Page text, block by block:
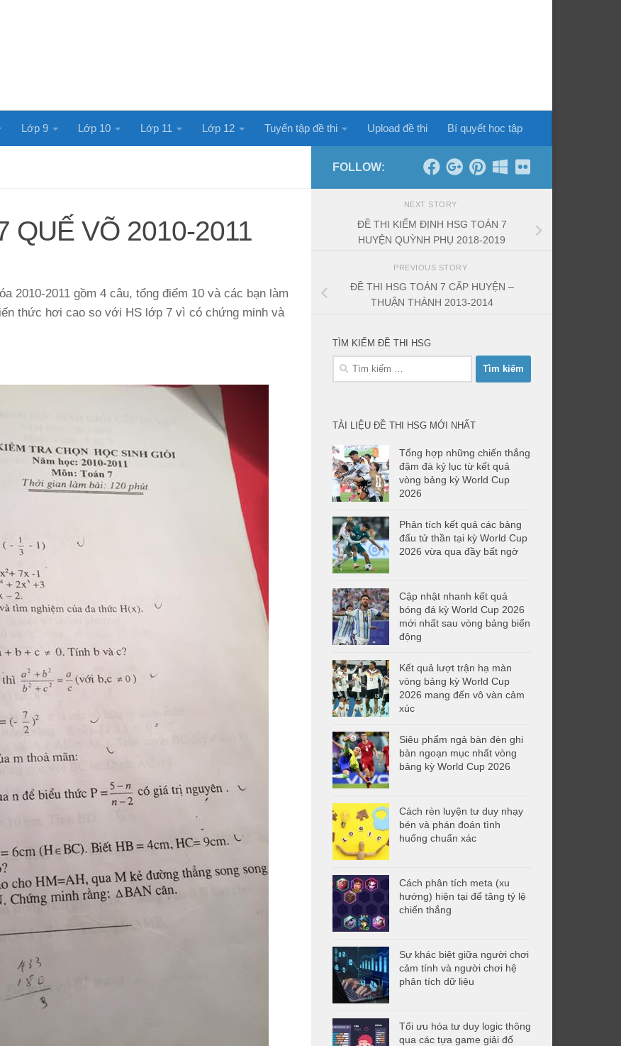
Lớp 9 Lớp 10 Lớp 11 Lớp 12 Tuyển tập đề thi Upload đề thi Bí quyết học tập
QUẾ VÕ 2010-2011
2010-2011 gồm 4 câu, tổng điểm 10 và các bạn làm
thức hơi cao so với HS lớp 7 vì có chứng minh và
FOLLOW:
NEXT STORY
ĐỀ THI KIỂM ĐỊNH HSG TOÁN 7
HUYỆN QUỲNH PHỤ 2018-2019
PREVIOUS STORY
ĐỀ THI HSG TOÁN 7 CẤP HUYỆN –
THUẬN THÀNH 2013-2014
TÌM KIẾM ĐỀ THI HSG
Tìm
TÀI LIỆU ĐỀ THI HSG MỚI NHẤT
Tổng hợp những chiến thắng
đậm đà kỷ lục từ kết quả
vòng bảng kỳ World Cup
2026
Phân tích kết quả các bảng
đấu tử thần tại kỳ World Cup
2026 vừa qua đầy bất ngờ
Cập nhật nhanh kết quả
bóng đá kỳ World Cup 2026
mới nhất sau vòng bảng biến
động
Kết quả lượt trận hạ màn
vòng bảng kỳ World Cup
2026 mang đến vô vàn cảm
xúc
Siêu phẩm ngả bàn đèn ghi
bàn ngoạn mục nhất vòng
bảng kỳ World Cup 2026
Cách rèn luyện tư duy nhạy
bén và phán đoán tình
huống chuẩn xác
Cách phân tích meta (xu
hướng) hiện tại để tăng tỷ lệ
chiến thắng
Sự khác biệt giữa người chơi
cảm tính và người chơi hệ
phân tích dữ liệu
Tối ưu hóa tư duy logic thông
qua các tựa game giải đố